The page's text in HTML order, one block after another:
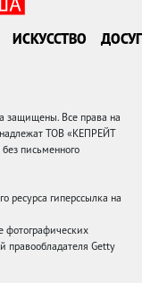
ИСКУССТВО ДОСУГ
Все права на
ТОВ «КЕПРЕЙТ
письменного
ресурса гиперссылка на
фотографических
правообладателя Getty